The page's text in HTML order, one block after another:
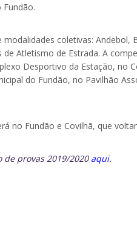
Fundão.
coletivas: Andebol,
Atletismo de Estrada. A
Desportivo da Estação, no
do Fundão, no Pavilhão
no Fundão e Covilhã, que
provas 2019/2020 aqui.